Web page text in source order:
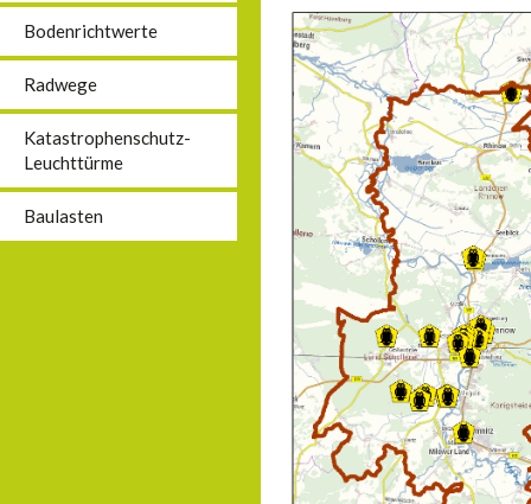
Bodenrichtwerte
Radwege
Katastrophenschutz-
Leuchttürme
Baulasten